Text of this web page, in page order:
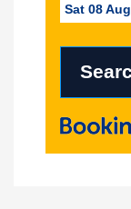
Sat 08